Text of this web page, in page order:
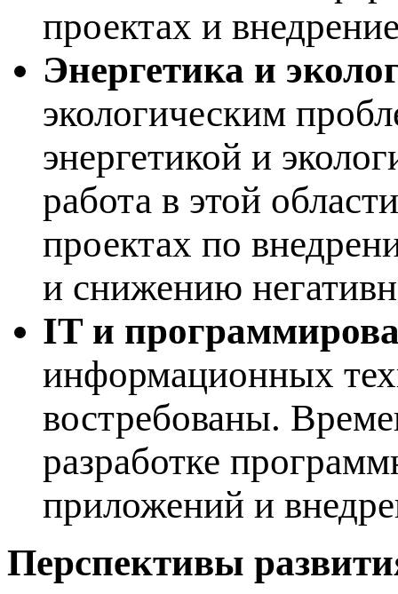
проектах и
Энергетика и
экологическим
энергетикой и
работа в этой
проектах по
и снижению
IT и
информационных
востребованы.
разработке
приложений и
Перспективы